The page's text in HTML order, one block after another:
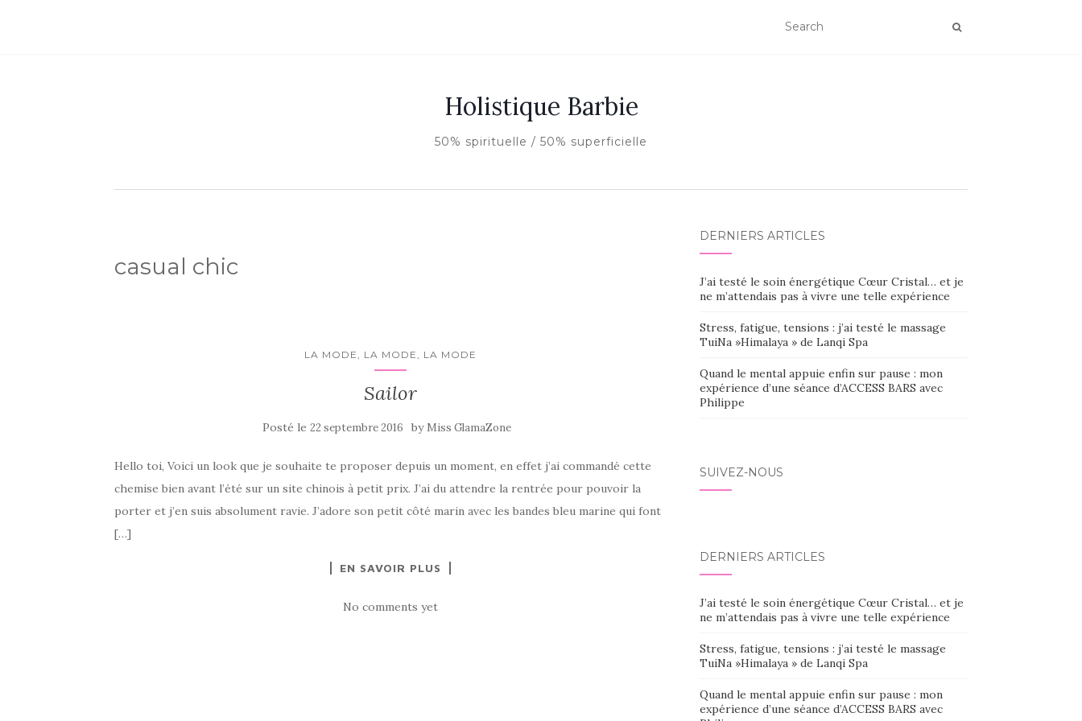
Holistique Barbie
50% spirituelle / 50% superficielle
casual chic
LA MODE, LA MODE, LA MODE
Sailor
Posté le 22 septembre 2016 by Miss GlamaZone
Hello toi, Voici un look que je souhaite te proposer depuis un moment, en effet j’ai commandé cette
chemise bien avant l’été sur un site chinois à petit prix. J’ai du attendre la rentrée pour pouvoir la
porter et j’en suis absolument ravie. J’adore son petit côté marin avec les bandes bleu marine qui font
[…]
EN SAVOIR PLUS
No comments yet
DERNIERS ARTICLES
J’ai testé le soin énergétique Cœur Cristal… et je
ne m’attendais pas à vivre une telle expérience
Stress, fatigue, tensions : j’ai testé le massage
TuiNa »Himalaya » de Lanqi Spa
Quand le mental appuie enfin sur pause : mon
expérience d’une séance d’ACCESS BARS avec
Philippe
SUIVEZ-NOUS
DERNIERS ARTICLES
J’ai testé le soin énergétique Cœur Cristal… et je
ne m’attendais pas à vivre une telle expérience
Stress, fatigue, tensions : j’ai testé le massage
TuiNa »Himalaya » de Lanqi Spa
Quand le mental appuie enfin sur pause : mon
expérience d’une séance d’ACCESS BARS avec